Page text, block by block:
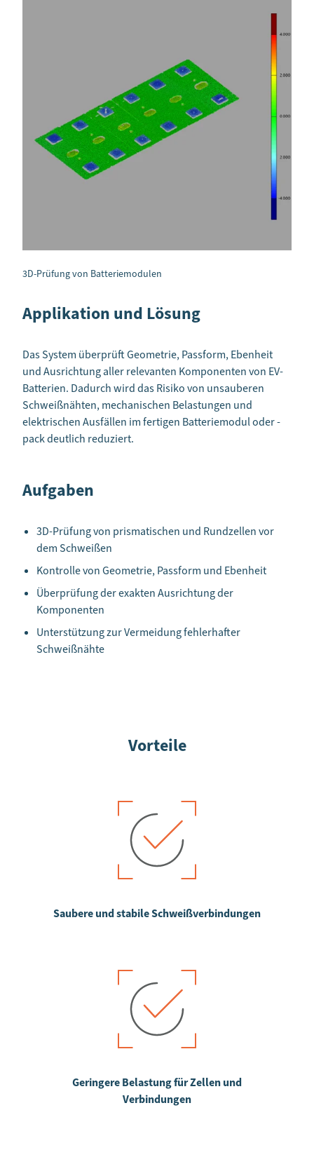
3D-Prüfung von Batteriemodulen
Applikation und Lösung
Das System überprüft Geometrie, Passform, Ebenheit
und Ausrichtung aller relevanten Komponenten von EV-
Batterien. Dadurch wird das Risiko von unsauberen
Schweißnähten, mechanischen Belastungen und
elektrischen Ausfällen im fertigen Batteriemodul oder -
pack deutlich reduziert.
Aufgaben
3D-Prüfung von prismatischen und Rundzellen vor
dem Schweißen
Kontrolle von Geometrie, Passform und Ebenheit
Überprüfung der exakten Ausrichtung der
Komponenten
Unterstützung zur Vermeidung fehlerhafter
Schweißnähte
Vorteile
Saubere und stabile Schweißverbindungen
Geringere Belastung für Zellen und
Verbindungen